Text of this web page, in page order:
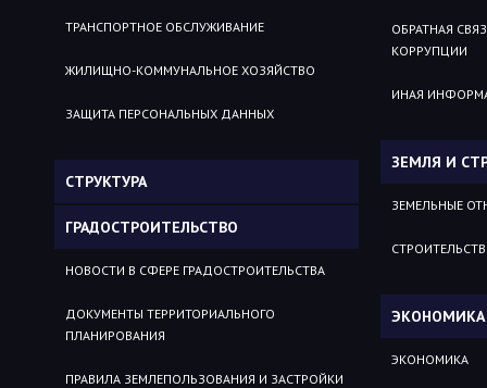
ТРАНСПОРТНОЕ ОБСЛУЖИВАНИЕ
ЖИЛИЩНО-КОММУНАЛЬНОЕ ХОЗЯЙСТВО
ЗАЩИТА ПЕРСОНАЛЬНЫХ ДАННЫХ
СТРУКТУРА
ГРАДОСТРОИТЕЛЬСТВО
НОВОСТИ В СФЕРЕ ГРАДОСТРОИТЕЛЬСТВА
ДОКУМЕНТЫ ТЕРРИТОРИАЛЬНОГО
ПЛАНИРОВАНИЯ
ПРАВИЛА ЗЕМЛЕПОЛЬЗОВАНИЯ И ЗАСТРОЙКИ
ОБРАТНАЯ
КОРРУПЦИИ
ИНАЯ
ЗЕМЛЯ И
ЗЕМЕЛЬНЫЕ
ЭКОНОМИКА